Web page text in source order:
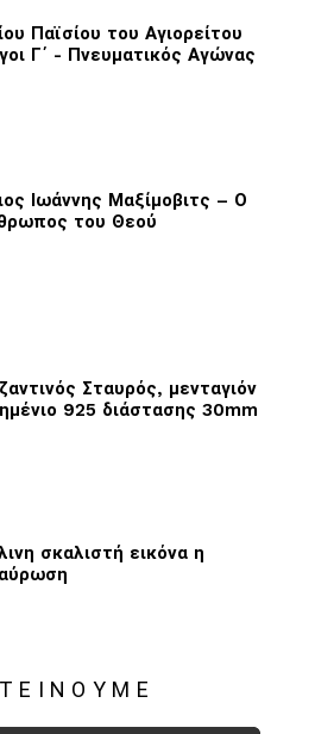
Παϊσίου του Αγιορείτου
Γ΄ - Πνευματικός Αγώνας
Ιωάννης Μαξίμοβιτς – Ο
του Θεού
Σταυρός, μενταγιόν
925 διάστασης 30mm
σκαλιστή εικόνα η